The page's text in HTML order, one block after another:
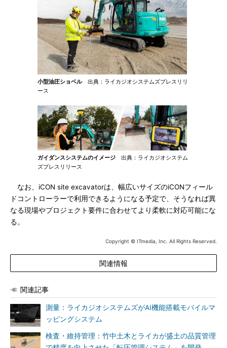
小型油圧ショベル出典：ライカジオシステムズプレスリリ
ース
ガイダンスシステムのイメージ 出典：ライカジオシステム
ズプレスリリース
なお、iCON site excavatorは、幅広いサイズのiCONフィール
ドコントローラーで利用できるようになる予定で、そうなれば異
なる現場やプロジェクト要件に合わせてより柔軟に対応可能にな
る。
Copyright © ITmedia, Inc. All Rights Reserved.
関連情報
関連記事
測量：ライカジオシステムズがAI機能搭載モバイルマ
ッピングシステム
検査・維持管理：竹中土木とライカが盛土の品質管理